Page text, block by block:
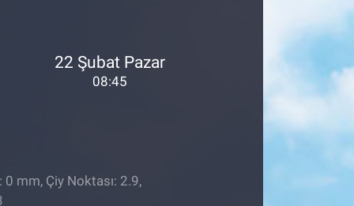
22 Şubat Pazar
08:45
0 mm, Çiy Noktası: 2.9,